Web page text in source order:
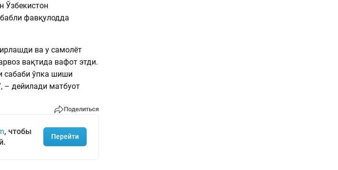
Ўзбекистон
фавқулодда
ва у самолёт
вақтида вафот этди.
сабаби ўпка шиши
– дейилади матбуот
Поделиться
, чтобы
Перейти